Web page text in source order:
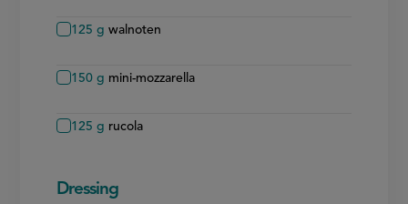
125 g walnoten
150 g mini-mozzarella
125 g rucola
Dressing